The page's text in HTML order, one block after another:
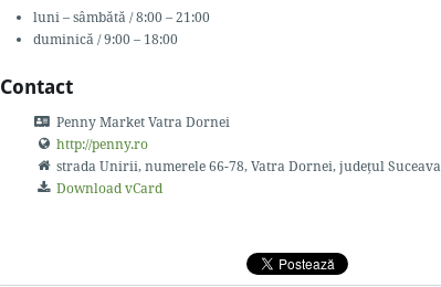
luni – sâmbătă / 8:00 – 21:00
duminică / 9:00 – 18:00
Contact
Penny Market Vatra Dornei
http://penny.ro
strada Unirii, numerele 66-78, Vatra Dornei, județul Suceava
Download vCard